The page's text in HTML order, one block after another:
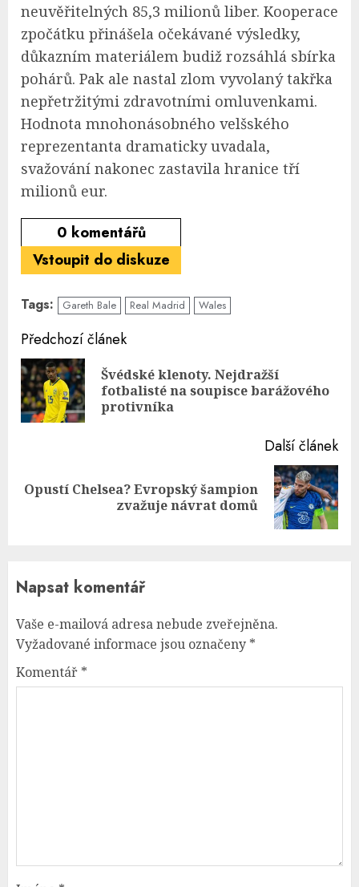
neuvěřitelných 85,3 milionů liber. Kooperace
zpočátku přinášela očekávané výsledky,
důkazním materiálem budiž rozsáhlá sbírka
pohárů. Pak ale nastal zlom vyvolaný takřka
nepřetržitými zdravotními omluvenkami.
Hodnota mnohonásobného velšského
reprezentanta dramaticky uvadala,
svažování nakonec zastavila hranice tří
milionů eur.
0 komentářů
Vstoupit do diskuze
Tags: Gareth Bale Real Madrid Wales
Continue
Reading
Předchozí článek
Švédské klenoty. Nejdražší
fotbalisté na soupisce barážového
protivníka
Další článek
Next
Opustí Chelsea? Evropský šampion
zvažuje návrat domů
Napsat komentář
Vaše e-mailová adresa nebude zveřejněna.
Vyžadované informace jsou označeny *
Komentář *